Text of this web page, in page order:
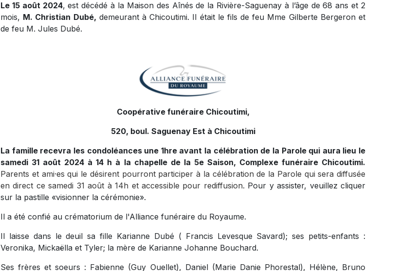
Le 15 août 2024, est décédé à la Maison des Aînés de la Rivière-Saguenay à l’âge de 68 ans et 2
mois, M. Christian Dubé, demeurant à Chicoutimi. Il était le fils de feu Mme Gilberte Bergeron et
de feu M. Jules Dubé.
Coopérative funéraire Chicoutimi,
520, boul. Saguenay Est à Chicoutimi
La famille recevra les condoléances une 1hre avant la célébration de la Parole qui aura lieu le
samedi 31 août 2024 à 14 h à la chapelle de la 5e Saison, Complexe funéraire Chicoutimi.
Parents et ami·es qui le désirent pourront participer à la célébration de la Parole qui sera diffusée
en direct ce samedi 31 août à 14h et accessible pour rediffusion. Pour y assister, veuillez cliquer
sur la pastille «visionner la cérémonie».
Il a été confié au crématorium de l'Alliance funéraire du Royaume.
Il laisse dans le deuil sa fille Karianne Dubé ( Francis Levesque Savard); ses petits-enfants :
Veronika, Mickaëlla et Tyler; la mère de Karianne Johanne Bouchard.
Ses frères et soeurs : Fabienne (Guy Ouellet), Daniel (Marie Danie Phorestal), Hélène, Bruno